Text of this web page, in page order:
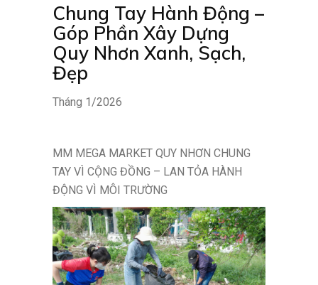
Chung Tay Hành Động –
Góp Phần Xây Dựng
Quy Nhơn Xanh, Sạch,
Đẹp
Tháng 1/2026
MM MEGA MARKET QUY NHƠN CHUNG
TAY VÌ CỘNG ĐỒNG – LAN TỎA HÀNH
ĐỘNG VÌ MÔI TRƯỜNG